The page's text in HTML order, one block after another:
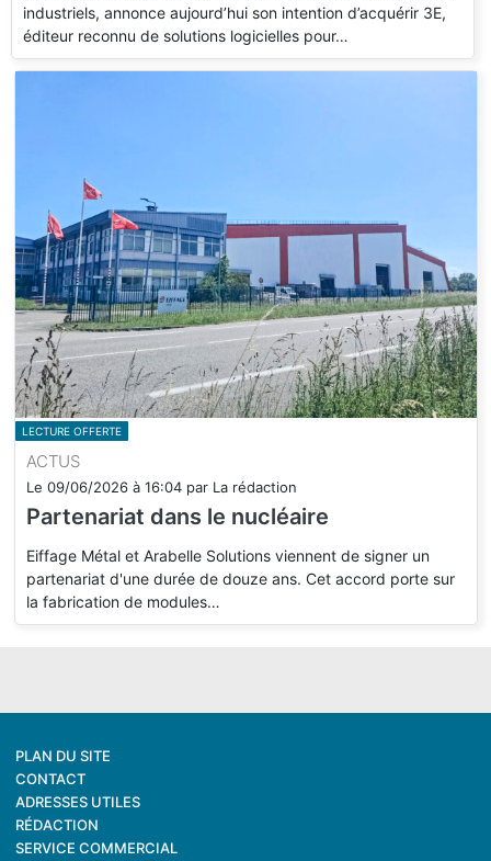
industriels, annonce aujourd’hui son intention d’acquérir 3E,
éditeur reconnu de solutions logicielles pour…
LECTURE OFFERTE
ACTUS
Le 09/06/2026 à 16:04 par La rédaction
Partenariat dans le nucléaire
Eiffage Métal et Arabelle Solutions viennent de signer un
partenariat d'une durée de douze ans. Cet accord porte sur
la fabrication de modules…
PLAN DU SITE
CONTACT
ADRESSES UTILES
RÉDACTION
SERVICE COMMERCIAL